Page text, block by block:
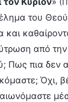
του
από
Πως πια δεν
Όχι,